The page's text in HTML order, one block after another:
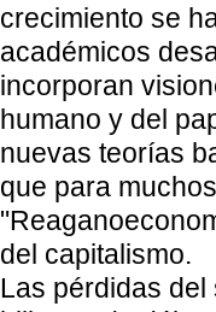
crecimiento se
académicos
incorporan
humano y del
nuevas teorías
que para
del capitalismo.
Las pérdidas